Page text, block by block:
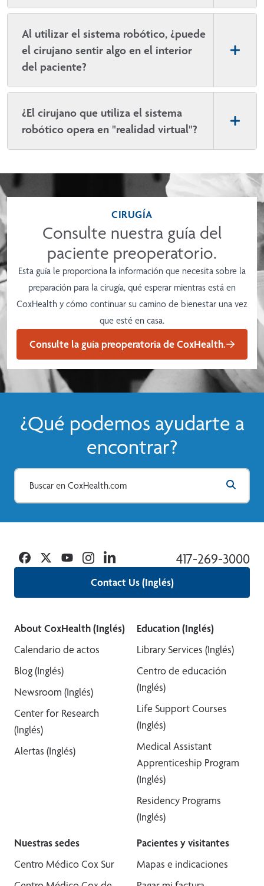
Al utilizar el sistema robótico, ¿puede
el cirujano sentir algo en el interior
del paciente?
¿El cirujano que utiliza el sistema
robótico opera en "realidad virtual"?
CIRUGÍA
Consulte nuestra guía del
paciente preoperatorio.
Esta guía le proporciona la información que necesita sobre la
preparación para la cirugía, qué esperar mientras está en
CoxHealth y cómo continuar su camino de bienestar una vez
que esté en casa.
Consulte la guía preoperatoria de CoxHealth.
¿Qué podemos ayudarte a
encontrar?
Contact Us (Inglés)
417-269-3000
Facebook
TwitterYouTubeInstagramLinkedin
About CoxHealth (Inglés)
Calendario de actos
Blog (Inglés)
Newsroom (Inglés)
Center for Research
(Inglés)
Alertas (Inglés)
Education (Inglés)
Library Services (Inglés)
Centro de educación
(Inglés)
Life Support Courses
(Inglés)
Medical Assistant
Apprenticeship Program
(Inglés)
Residency Programs
(Inglés)
Nuestras sedes
Centro Médico Cox Sur
Pacientes y visitantes
Mapas e indicaciones